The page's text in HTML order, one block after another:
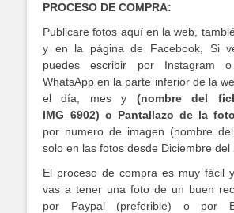
PROCESO DE COMPRA:
Publicare fotos aquí en la web,
y en la página de Facebook, Si
puedes escribir por Instagram
WhatsApp en la parte inferior de la
el día, mes y (nombre del
IMG_6902) o Pantallazo de la foto
por numero de imagen (nombre
solo en las fotos desde Diciembre del
El proceso de compra es muy fácil
vas a tener una foto de un buen
por Paypal (preferible) o por